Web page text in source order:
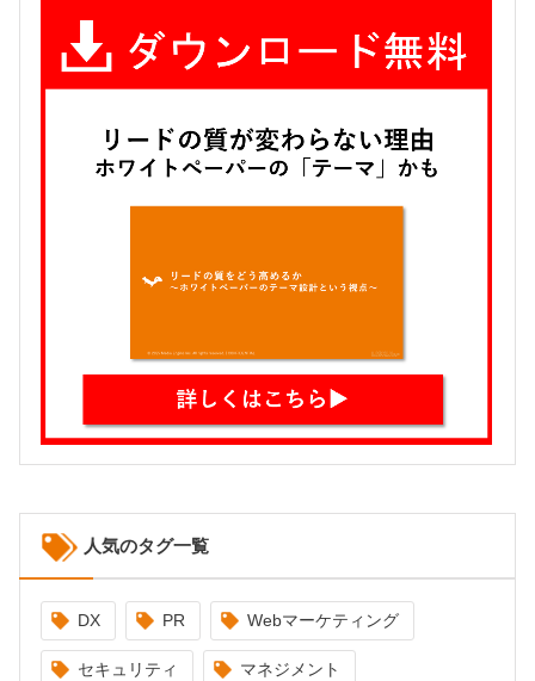
人気のタグ一覧
DX PR Webマーケティング
セキュリティ マネジメント